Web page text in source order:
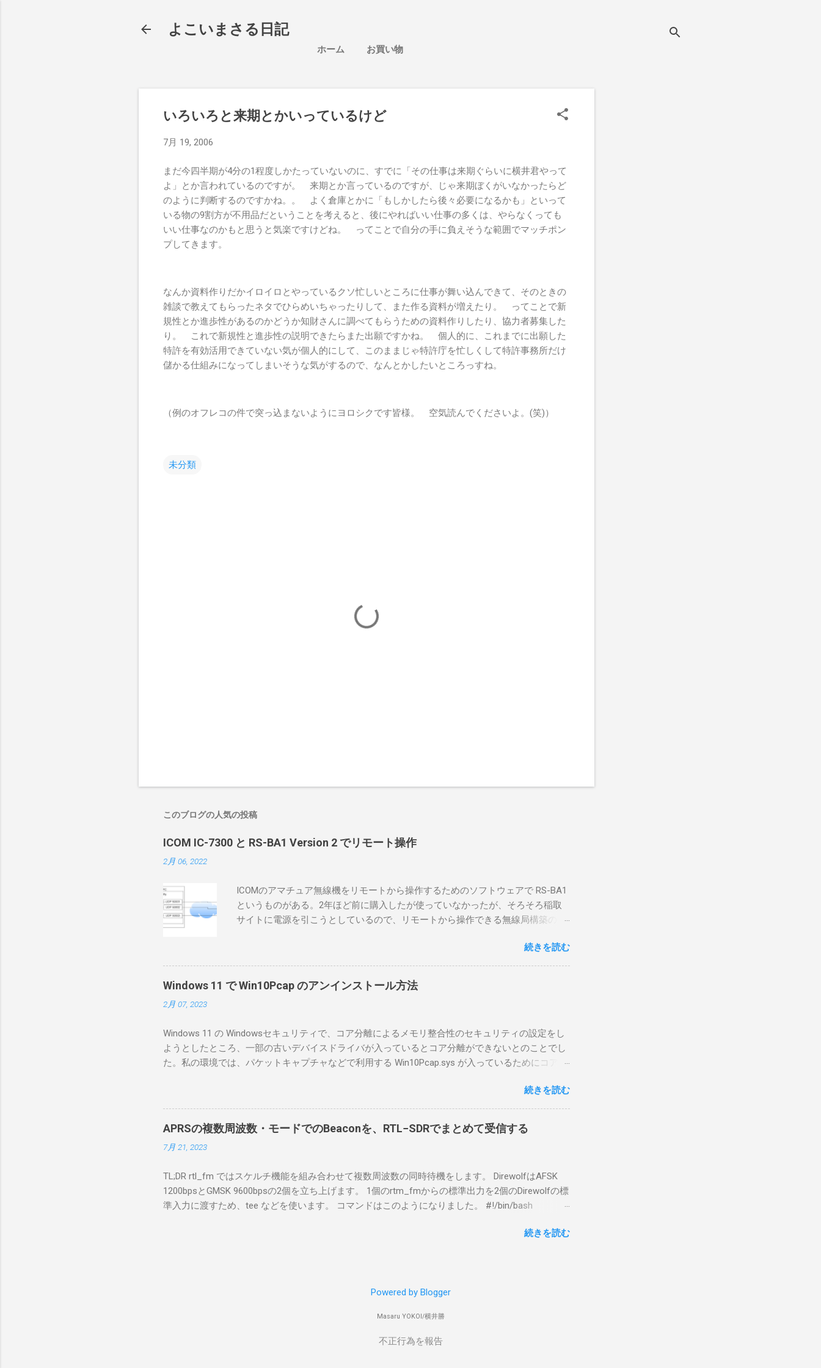
よこいまさる日記
ホーム お買い物
いろいろと来期とかいっているけど
7月 19, 2006
まだ今四半期が4分の1程度しかたっていないのに、すでに「その仕事は来期ぐらいに横井君やって
よ」とか言われているのですが。 来期とか言っているのですが、じゃ来期ぼくがいなかったらど
のように判断するのですかね。。 よく倉庫とかに「もしかしたら後々必要になるかも」といって
いる物の9割方が不用品だということを考えると、後にやればいい仕事の多くは、やらなくっても
いい仕事なのかもと思うと気楽ですけどね。 ってことで自分の手に負えそうな範囲でマッチポン
プしてきます。
なんか資料作りだかイロイロとやっているクソ忙しいところに仕事が舞い込んできて、そのときの
雑談で教えてもらったネタでひらめいちゃったりして、また作る資料が増えたり。 ってことで新
規性とか進歩性があるのかどうか知財さんに調べてもらうための資料作りしたり、協力者募集した
り。 これで新規性と進歩性の説明できたらまた出願ですかね。 個人的に、これまでに出願した
特許を有効活用できていない気が個人的にして、このままじゃ特許庁を忙しくして特許事務所だけ
儲かる仕組みになってしまいそうな気がするので、なんとかしたいところっすね。
（例のオフレコの件で突っ込まないようにヨロシクです皆様。 空気読んでくださいよ。(笑)）
未分類
このブログの人気の投稿
ICOM IC-7300 と RS-BA1 Version 2 でリモート操作
2月 06, 2022
ICOMのアマチュア無線機をリモートから操作するためのソフトウェアで RS-BA1
というものがある。2年ほど前に購入したが使っていなかったが、そろそろ稲取
サイトに電源を引こうとしているので、リモートから操作できる無線局構築のた
ろうと思ったのだが、ちっともそんなに簡単につながらなかった。ということ
で、ハマリポイントを明示しながら、私なりの解説を書いてみる。 基本的な構成
RS-BA1を使う場合は、下記のこれらものが必要である ICOMの無線機。 今回は私
が持っているIC-7300を使う。 無線機側(サーバ側) のWindows PC。 今回はちょ
が少ないかなと思って。 操作側 (クライアント側) の Windows PC。 今回は手元
にあるマウスコンピュータのWindows 11が入ったPC 操作側で音声を使った交信
を行うならば、相応なマイクなど。 そして、リモート操作を行うソフトウェアで
私の理解した無線機からサーバPC、クライアントPCまでの流れはこの様になっ
ている。 無線機内では、USB Hubの先にUSB SerialとUSB Audio がつながってい
る。USB Serialは無線機のマイコンとつながり、CI-Vでのコマンドが交換でき
をUDP 50001で交換できるようになっており、USB SerialなどのSerial portで送受
信するCI-Vの内容はUDP 50002で交換でき、USB Audioからの音声データはUDP
50003で送受信している。 利用者側のクライアントPCでは、Remote UtilityとRS-
BA1 Remote Controlの2つのアプリで仕事を分担するようになっている。 クライ
続きを読む
Windows 11 で Win10Pcap のアンインストール方法
2月 07, 2023
Windows 11 の Windowsセキュリティで、コア分離によるメモリ整合性のセキュリティの設定をし
ようとしたところ、一部の古いデバイスドライバが入っているとコア分離ができないとのことでし
た。私の環境では、パケットキャプチャなどで利用する Win10Pcap.sys が入っているためにコア分
ンストールできなかったので、どのように実行すればよいのか調べながら実施しました。結論とし
ては pnputil というコマンドを用いればよかったです。 まずは管理者権限でTerminalを実行しま
す。 Windows terminal をインストールした環境でしたので、PowerShellが起動しました。 適当
なファイルに、現在インストールされているドライバを書き出す。 pnputil /enum-drivers > inf.txt #
上記のファイルから win10pcap を探し出す notepad.exe inf.txt 下記のよう場所があったので、ここ
バイダー名: Win10Pcap Native x64 クラス名: NetTrans クラス GUID: {4d36e975-e325-11ce-bfc1-
08002be10318} ドライバー バージョン: 10/08/2015 10.2.0.5002 署名者名: Microsoft Windows
Hardware Compatibility Publisher 今回の場合は oem131.inf が win10pcap に該当するので、これを削
続きを読む
APRSの複数周波数・モードでのBeaconを、RTL−SDRでまとめて受信する
7月 21, 2023
TL;DR rtl_fm ではスケルチ機能を組み合わせて複数周波数の同時待機をします。 DirewolfはAFSK
1200bpsとGMSK 9600bpsの2個を立ち上げます。 1個のrtm_fmからの標準出力を2個のDirewolfの標
準入力に渡すため、tee などを使います。 コマンドはこのようになりました。 #!/bin/bash
f 431.04M -p 36 -s 48000 -l 20 - | \ tee >(direwolf -c "$direwolf_conf" -r 48000 -D 1 -t 0 -B 1200 - |
Passcode PBEACON sendto=IG DELAY=0:30 EVERY=90:00 SYMBOL="igate" overlay=R lat=34^46.02
GW 1200bps+9600bps" SDRドングルを使ったAPRS I-Gateについて アマチュア無線で位置情報を送
受信するAPRSでは、複数の周波数帯で複数のモードが使われております。最近ですと受信機には
続きを読む
Powered by Blogger
Masaru YOKOI/横井勝
不正行為を報告